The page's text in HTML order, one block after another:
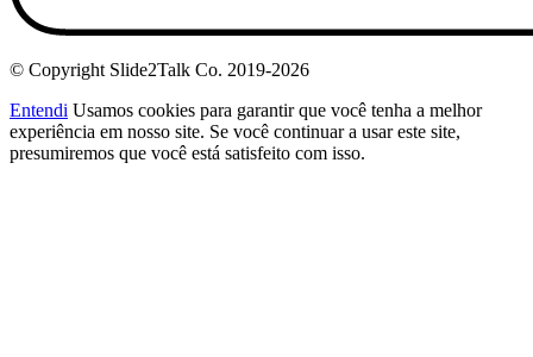
© Copyright Slide2Talk Co. 2019-2026
Entendi Usamos cookies para garantir que você tenha a melhor
experiência em nosso site. Se você continuar a usar este site,
presumiremos que você está satisfeito com isso.